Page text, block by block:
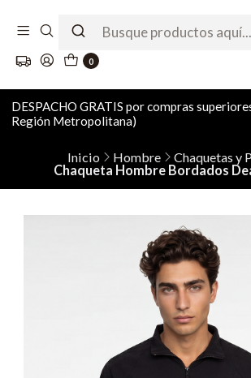
0
DESPACHO GRATIS por compras
Región Metropolitana)
Inicio Hombre
Chaquetas y
Chaqueta Hombre Bordados